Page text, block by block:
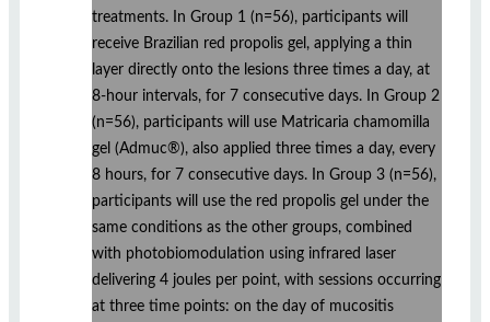
treatments. In Group 1 (n=56), participants will
receive Brazilian red propolis gel, applying a thin
layer directly onto the lesions three times a day, at
8-hour intervals, for 7 consecutive days. In Group 2
(n=56), participants will use Matricaria chamomilla
gel (Admuc®), also applied three times a day, every
8 hours, for 7 consecutive days. In Group 3 (n=56),
participants will use the red propolis gel under the
same conditions as the other groups, combined
with photobiomodulation using infrared laser
delivering 4 joules per point, with sessions occurring
at three time points: on the day of mucositis